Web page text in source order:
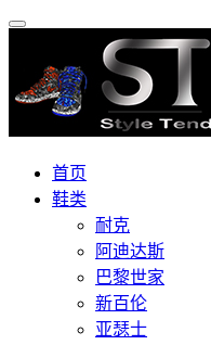
首页
鞋类
耐克
阿迪达斯
巴黎世家
新百伦
亚瑟士